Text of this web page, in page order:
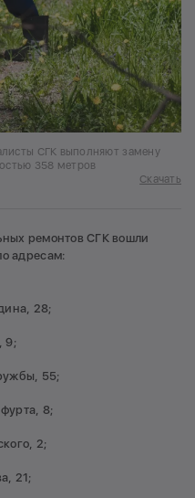
СГК выполняют замену
358 метров
Скачать
ремонтов СГК вошли
адресам:
28;
9;
55;
8;
2;
21;